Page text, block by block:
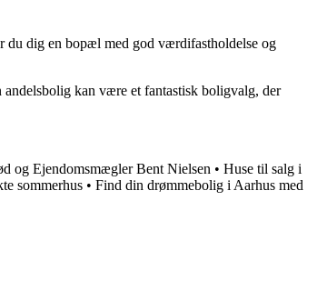
du dig en bopæl med god værdifastholdelse og
kan være et fantastisk boligvalg, der
og Ejendomsmægler Bent Nielsen • Huse til salg i
sommerhus • Find din drømmebolig i Aarhus med